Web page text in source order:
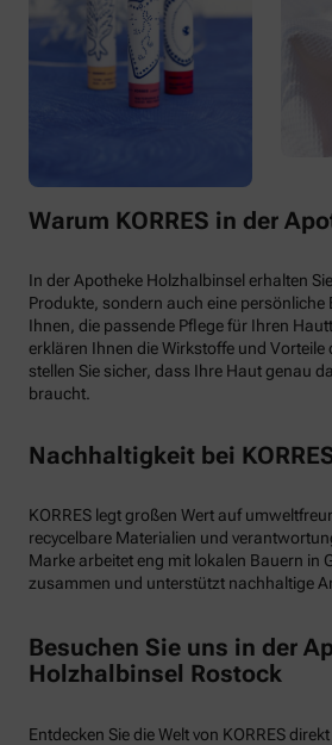
Warum KORRES in der
In der Apotheke Holzhalbinsel erhalten
Produkte, sondern auch eine persönliche
Ihnen, die passende Pflege für Ihren
erklären Ihnen die Wirkstoffe und Vorteile
stellen Sie sicher, dass Ihre Haut genau
braucht.
Nachhaltigkeit bei
KORRES legt großen Wert auf
recycelbare Materialien und
Marke arbeitet eng mit lokalen Bauern in
zusammen und unterstützt nachhaltige
Besuchen Sie uns in der
Holzhalbinsel Rostock
Entdecken Sie die Welt von KORRES